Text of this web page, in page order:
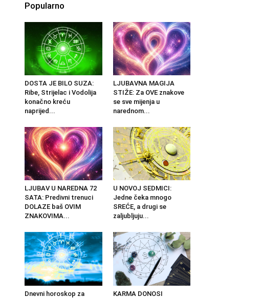
Popularno
DOSTA JE BILO SUZA:
Ribe, Strijelac i Vodolija
konačno kreću
naprijed...
LJUBAVNA MAGIJA
STIŽE: Za OVE znakove
se sve mijenja u
narednom...
LJUBAV U NAREDNA 72
SATA: Predivni trenuci
DOLAZE baš OVIM
ZNAKOVIMA...
U NOVOJ SEDMICI:
Jedne čeka mnogo
SREĆE, a drugi se
zaljubljuju...
Dnevni horoskop za
KARMA DONOSI